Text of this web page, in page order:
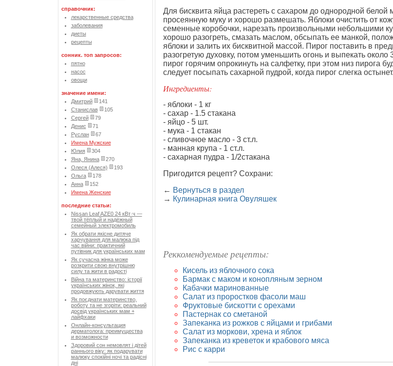
справочник:
лекарственные средства
заболевания
диеты
рецепты
сонник. топ запросов:
пятно
насос
овощи
значение имени:
Дмитрий
141
Станислав
105
Сергей
79
Денис
71
Руслан
67
Имена Мужские
Юлия
304
Яна, Янина
270
Олеся (Алеся)
193
Ольга
178
Анна
152
Имена Женские
последние статьи:
Nissan Leaf AZE0 24 кВт·ч —
твой тёплый и надёжный
семейный электромобиль
Як обрати якісне дитяче
харчування для малюка під
час війни: практичний
путівник для українських мам
Як сучасна жінка може
розкрити свою внутрішню
силу та жити в радості
Війна та материнство: історії
українських жінок, які
продовжують дарувати життя
Як поєднати материнство,
роботу та не згоріти: реальний
досвід українських мам +
лайфхаки
Онлайн-консультация
дерматолога: преимущества
и возможности
Здоровий сон немовлят і дітей
раннього віку: як подарувати
малюку спокійні ночі та радісні
дні
Для бисквита яйца растереть с сахаром до однородной белой
просеянную муку и хорошо размешать. Яблоки очистить от
семенные коробочки, нарезать произвольными небольшими
хорошо разогреть, смазать маслом, обсыпать ее манкой,
яблоки и залить их бисквитной массой. Пирог поставить в
разогретую духовку, потом уменьшить огонь и выпекать около
пирог горячим опрокинуть на салфетку, при этом низ пирога
следует посыпать сахарной пудрой, когда пирог слегка остынет.
Ингредиенты:
- яблоки - 1 кг
- сахар - 1.5 стакана
- яйцо - 5 шт.
- мука - 1 стакан
- сливочное масло - 3 ст.л.
- манная крупа - 1 ст.л.
- сахарная пудра - 1/2стакана
Пригодится рецепт? Сохрани:
← Вернуться в раздел
→ Кулинарная книга Овуляшек
Реккомендуемые рецепты:
Кисель из яблочного сока
Бармак с маком и конопляным зерном
Кабачки маринованные
Салат из проростков фасоли маш
Фруктовые бискотти с орехами
Пастернак со сметаной
Запеканка из рожков с яйцами и грибами
Салат из моркови, хрена и яблок
Запеканка из креветок и крабового мяса
Рис с карри